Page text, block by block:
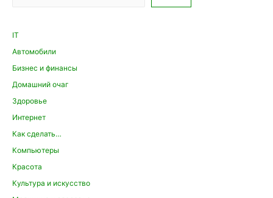
IT
Автомобили
Бизнес и финансы
Домашний очаг
Здоровье
Интернет
Как сделать…
Компьютеры
Красота
Культура и искусство